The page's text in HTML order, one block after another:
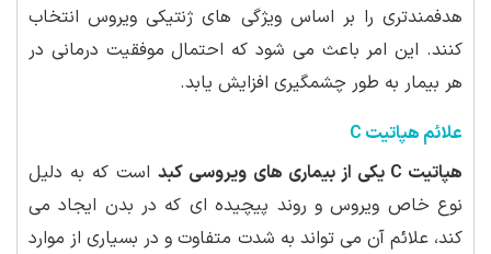
هدفمندتری را بر اساس ویژگی های ژنتیکی ویروس انتخاب
کنند. این امر باعث می شود که احتمال موفقیت درمانی در
هر بیمار به طور چشمگیری افزایش یابد.
علائم هپاتیت C
هپاتیت C یکی از بیماری های ویروسی کبد
است که به دلیل
نوع خاص ویروس و روند پیچیده ای که در بدن ایجاد می
کند، علائم آن می تواند به شدت متفاوت و در بسیاری از موارد